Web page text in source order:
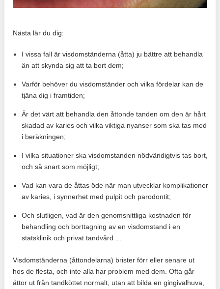
Nästa lär du dig:
I vissa fall är visdomständerna (åtta) ju bättre att behandla
än att skynda sig att ta bort dem;
Varför behöver du visdomständer och vilka fördelar kan de
tjäna dig i framtiden;
Är det värt att behandla den åttonde tanden om den är hårt
skadad av karies och vilka viktiga nyanser som ska tas med
i beräkningen;
I vilka situationer ska visdomstanden nödvändigtvis tas bort,
och så snart som möjligt;
Vad kan vara de åttas öde när man utvecklar komplikationer
av karies, i synnerhet med pulpit och parodontit;
Och slutligen, vad är den genomsnittliga kostnaden för
behandling och borttagning av en visdomstand i en
statsklinik och privat tandvård ...
Visdomständerna (åttondelarna) brister förr eller senare ut
hos de flesta, och inte alla har problem med dem. Ofta går
åttor ut från tandköttet normalt, utan att bilda en gingivalhuva,